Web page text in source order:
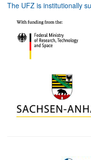
The UFZ is institutionally